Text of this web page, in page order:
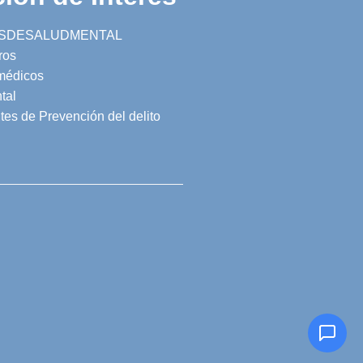
de Prevención del delito